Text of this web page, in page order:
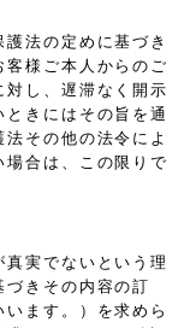
法の定めに基づき
様ご本人からのご
し、遅滞なく開示
きにはその旨を通
その他の法令によ
合は、この限りで
実でないという理
きその内容の訂
ます。）を求めら